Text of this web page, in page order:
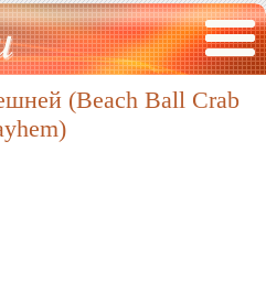
(Beach Ball Crab